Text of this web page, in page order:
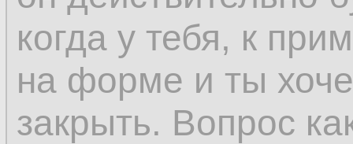
когда у тебя, к
на форме и ты
закрыть. Вопрос